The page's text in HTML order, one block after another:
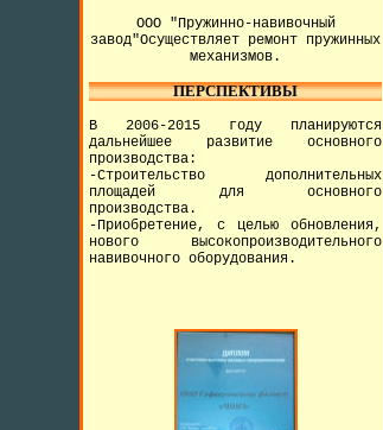
ООО "Пружинно-навивочный
завод"Осуществляет ремонт пружинных
механизмов.
ПЕРСПЕКТИВЫ
В 2006-2015 году планируются
дальнейшее развитие основного
производства:
-Строительство дополнительных
площадей для основного
производства.
-Приобретение, с целью обновления,
нового высокопроизводительного
навивочного оборудования.